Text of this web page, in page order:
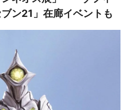
ン21」在廊イベントも